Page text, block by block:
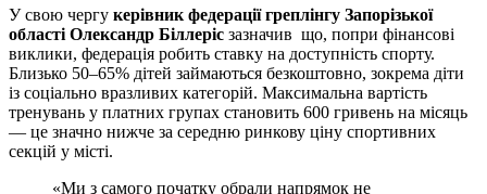
У свою чергу керівник федерації греплінгу Запорізької
області Олександр Біллеріс зазначив що, попри фінансові
виклики, федерація робить ставку на доступність спорту.
Близько 50–65% дітей займаються безкоштовно, зокрема діти
із соціально вразливих категорій. Максимальна вартість
тренувань у платних групах становить 600 гривень на місяць
— це значно нижче за середню ринкову ціну спортивних
секцій у місті.
«Ми з самого початку обрали напрямок не